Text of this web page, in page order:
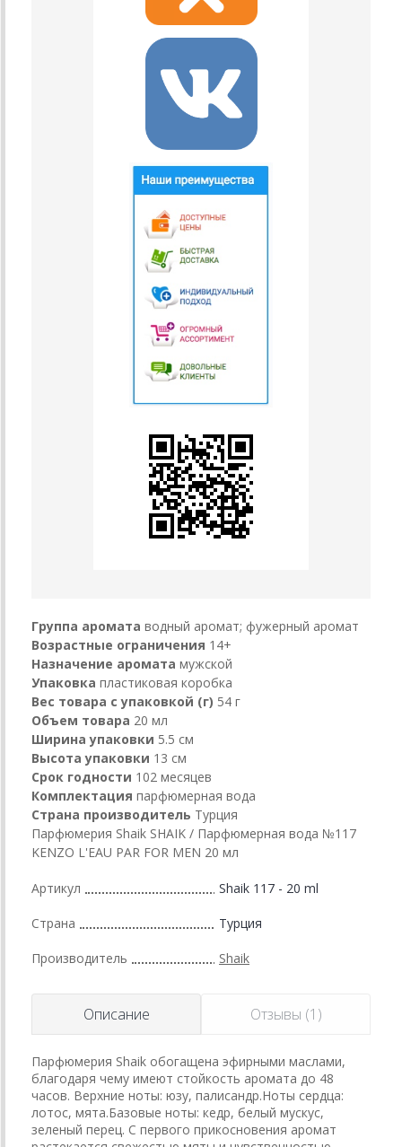
Группа аромата водный аромат; фужерный аромат
Возрастные ограничения 14+
Назначение аромата мужской
Упаковка пластиковая коробка
Вес товара с упаковкой (г) 54 г
Объем товара 20 мл
Ширина упаковки 5.5 см
Высота упаковки 13 см
Срок годности 102 месяцев
Комплектация парфюмерная вода
Страна производитель Турция
Парфюмерия Shaik SHAIK / Парфюмерная вода №117
KENZO L'EAU PAR FOR MEN 20 мл
Артикул Shaik 117 - 20 ml
Страна Турция
Производитель Shaik
Описание Отзывы (1)
Парфюмерия Shaik обогащена эфирными маслами,
благодаря чему имеют стойкость аромата до 48
часов. Верхние ноты: юзу, палисандр.Ноты сердца:
лотос, мята.Базовые ноты: кедр, белый мускус,
зеленый перец. С первого прикосновения аромат